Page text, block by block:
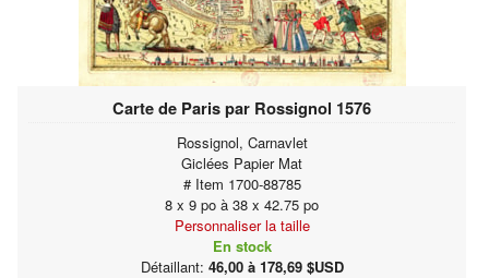
Carte de Paris par Rossignol 1576
Rossignol, Carnavlet
Giclées Papier Mat
# Item 1700-88785
8 x 9 po à 38 x 42.75 po
Personnaliser la taille
En stock
Détaillant: 46,00 à 178,69 $USD